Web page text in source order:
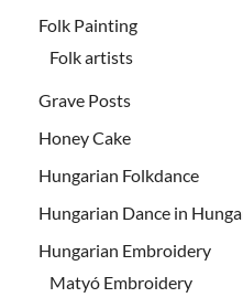
Folk Painting
Folk artists
Grave Posts
Honey Cake
Hungarian Folkdance
Hungarian Dance in
Hungarian Embroidery
Matyó Embroidery